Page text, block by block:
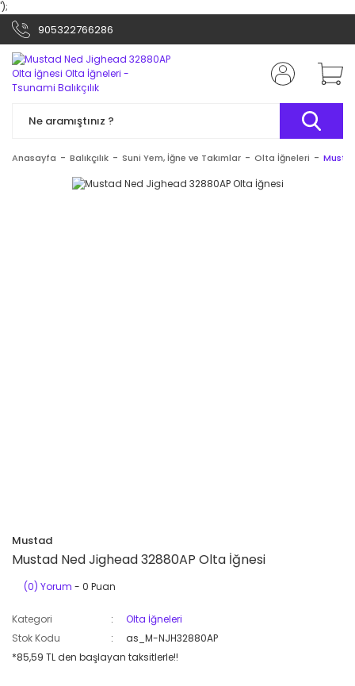
');
905322766286
Anasayfa Balıkçılık Suni Yem, İğne ve Takımlar Olta İğneleri
Mustad
Mustad Ned Jighead 32880AP Olta İğnesi
(0) Yorum - 0 Puan
Kategori
Olta İğneleri
Stok Kodu
as_M-NJH32880AP
*85,59 TL den başlayan taksitlerle!!